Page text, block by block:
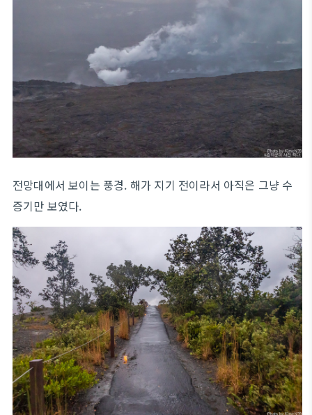
전망대에서 보이는 풍경. 해가 지기 전이라서 아직은 그냥 수
증기만 보였다.